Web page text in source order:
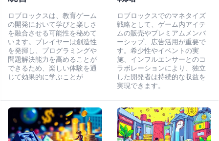
ロブロックスは、教育ゲーム
の開発において学びと楽しさ
を融合させる可能性を秘めて
います。プレイヤーは創造性
を発揮し、プログラミングや
問題解決能力を高めることが
できるため、楽しい体験を通
じて効果的に学ぶことが
ロブロックスでのマネタイズ
戦略として、ゲーム内アイテ
ムの販売やプレミアムメンバ
ーシップ、広告活用が重要で
す。希少性やイベントの実
施、インフルエンサーとのコ
ラボレーションにより、独立
した開発者は持続的な収益を
実現できます。